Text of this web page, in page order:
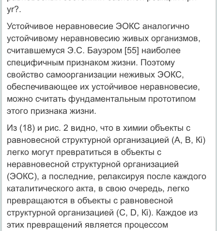
yr?.
Устойчивое неравновесие ЭОКС аналогично
устойчивому неравновесию живых организмов,
считавшемуся Э.С. Бауэром [55] наиболее
специфичным признаком жизни. Поэтому
свойство самоорганизации неживых ЭОКС,
обеспечивающее их устойчивое неравновесие,
можно считать фундаментальным прототипом
этого признака жизни.
Из (18) и рис. 2 видно, что в химии объекты с
равновесной структурной организацией (А, В, Кi)
легко могут превратиться в объекты с
неравновесной структурной организацией
(ЭОКС), а последние, релаксируя после каждого
каталитического акта, в свою очередь, легко
превращаются в объекты с равновесной
структурной организацией (С, D, Кi). Каждое из
этих превращений является процессом